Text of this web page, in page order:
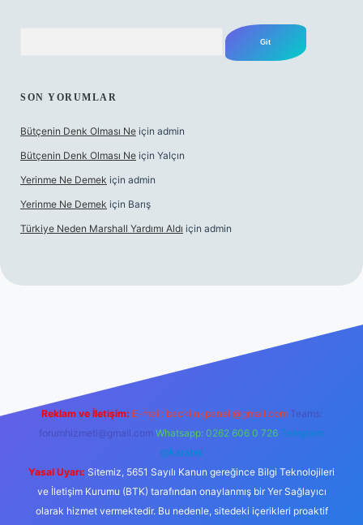
SON YORUMLAR
Bütçenin Denk Olması Ne için admin
Bütçenin Denk Olması Ne için Yalçın
Yerinme Ne Demek için admin
Yerinme Ne Demek için Barış
Türkiye Neden Marshall Yardımı Aldı için admin
hiltonbet yeni giriş
Reklam ve İletişim: E-mail: backlinkpaneli@gmail.com Teams:
forumhizmeti@gmail.com Whatsapp: 0262 606 0 726 Telegram:
@karabul
Yasal Uyarı: Sitemiz, 5651 Sayılı Kanun gereğince Bilgi Teknolojileri
ve İletişim Kurumu (BTK) tarafından onaylanmış bir Yer Sağlayıcı
olarak hizmet vermektedir. Bu nedenle, sitedeki içerikleri proaktif